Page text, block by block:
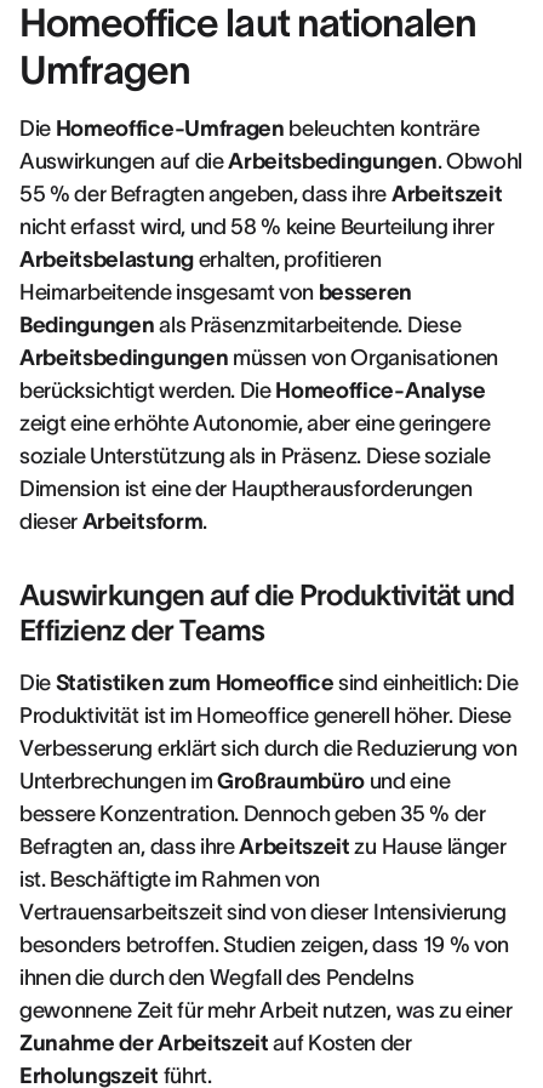
Homeoffice laut nationalen
Umfragen
Die Homeoffice-Umfragen beleuchten konträre
Auswirkungen auf dieArbeitsbedingungen. Obwohl
55 % der Befragten angeben, dass ihre Arbeitszeit
nicht erfasst wird, und 58 % keine Beurteilung ihrer
Arbeitsbelastungerhalten, profitieren
Heimarbeitende insgesamt von besseren
Bedingungen als Präsenzmitarbeitende. Diese
Arbeitsbedingungen müssen von Organisationen
berücksichtigt werden. Die Homeoffice-Analyse
zeigt eine erhöhte Autonomie, aber eine geringere
soziale Unterstützung als in Präsenz. Diese soziale
Dimension ist eine der Hauptherausforderungen
dieser Arbeitsform.
Auswirkungen auf die Produktivität und
Effizienz der Teams
Die Statistiken zum Homeoffice sind einheitlich: Die
Produktivität ist im Homeoffice generell höher. Diese
Verbesserung erklärt sich durch die Reduzierung von
Unterbrechungen im Großraumbüro und eine
bessere Konzentration. Dennoch geben 35 % der
Befragten an, dass ihreArbeitszeit zu Hause länger
ist. Beschäftigte im Rahmen von
Vertrauensarbeitszeit sind von dieser Intensivierung
besonders betroffen. Studien zeigen, dass 19 % von
ihnen die durch den Wegfall des Pendelns
gewonnene Zeit für mehr Arbeit nutzen, was zu einer
Zunahme der Arbeitszeit auf Kosten der
Erholungszeit führt.